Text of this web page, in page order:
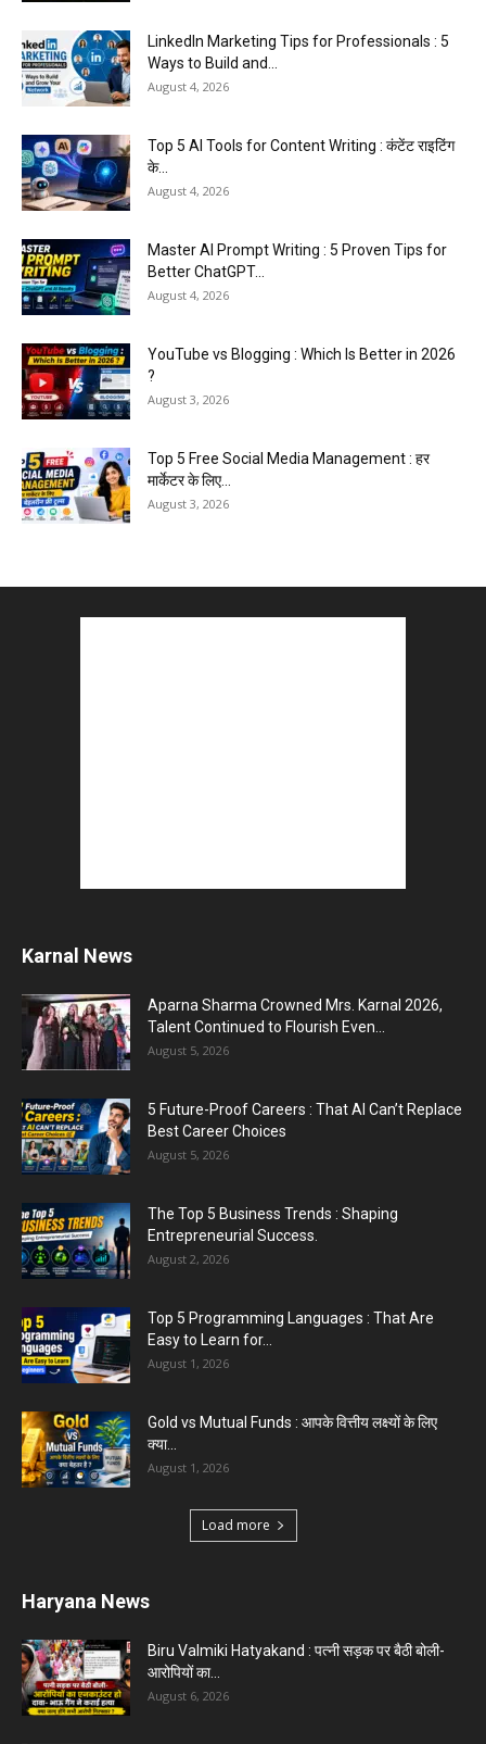
LinkedIn Marketing Tips for Professionals : 5
Ways to Build and...
August 4, 2026
Top 5 AI Tools for Content Writing : कंटेंट राइटिंग
के...
August 4, 2026
Master AI Prompt Writing : 5 Proven Tips for
Better ChatGPT...
August 4, 2026
YouTube vs Blogging : Which Is Better in 2026
?
August 3, 2026
Top 5 Free Social Media Management : हर
मार्केटर के लिए...
August 3, 2026
Student Should Know
Easy to Learn for...
August 1, 2026
क्या...
August 1, 2026
Karnal News
Aparna Sharma Crowned Mrs. Karnal 2026,
Talent Continued to Flourish Even...
August 5, 2026
5 Future-Proof Careers : That AI Can’t Replace
Best Career Choices
August 5, 2026
The Top 5 Business Trends : Shaping
Entrepreneurial Success.
August 2, 2026
Top 5 Programming Languages : That Are
Easy to Learn for...
August 1, 2026
Gold vs Mutual Funds : आपके वित्तीय लक्ष्यों के लिए
क्या...
August 1, 2026
Load more
Haryana News
Biru Valmiki Hatyakand : पत्नी सड़क पर बैठी बोली-
आरोपियों का...
August 6, 2026